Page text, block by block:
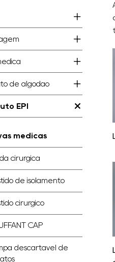
de algodão
EPI
médicas
cirúrgica
de isolamento
cirúrgico
CAP
descartável de